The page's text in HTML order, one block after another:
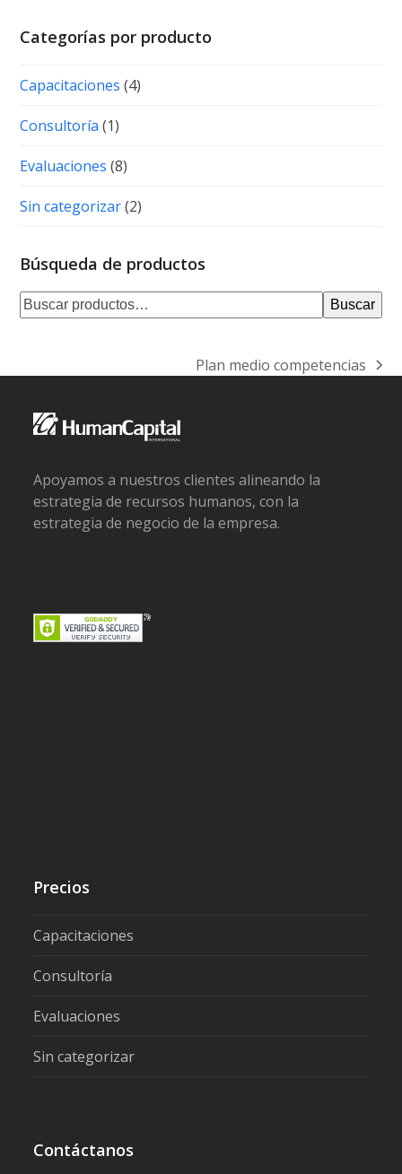
Categorías por producto
Capacitaciones (4)
Consultoría (1)
Evaluaciones (8)
Sin categorizar (2)
Búsqueda de productos
Buscar
next
Plan medio competencias
Apoyamos a nuestros clientes alineando la
estrategia de recursos humanos, con la
estrategia de negocio de la empresa.
Precios
Capacitaciones
Consultoría
Evaluaciones
Sin categorizar
Contáctanos